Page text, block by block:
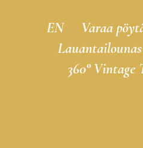
EN
Varaa
Lauantailounas
360° Vintage